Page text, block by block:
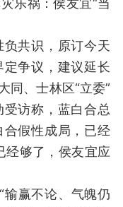
乐祸：侯友宜“当
共识，原订今天
争议，建议延长
同、士林区“立委”
访称，蓝白合总
假性成局，已经
经够了，侯友宜应
赢不论、气魄仍